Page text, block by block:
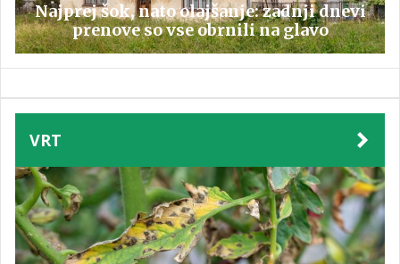
Najprej šok, nato olajšanje: zadnji dnevi
prenove so vse obrnili na glavo
VRT